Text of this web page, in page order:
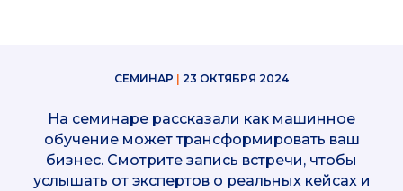
СЕМИНАР 23 ОКТЯБРЯ 2024
На семинаре рассказали как машинное
обучение может трансформировать ваш
бизнес. Смотрите запись встречи, чтобы
услышать от экспертов о реальных кейсах и